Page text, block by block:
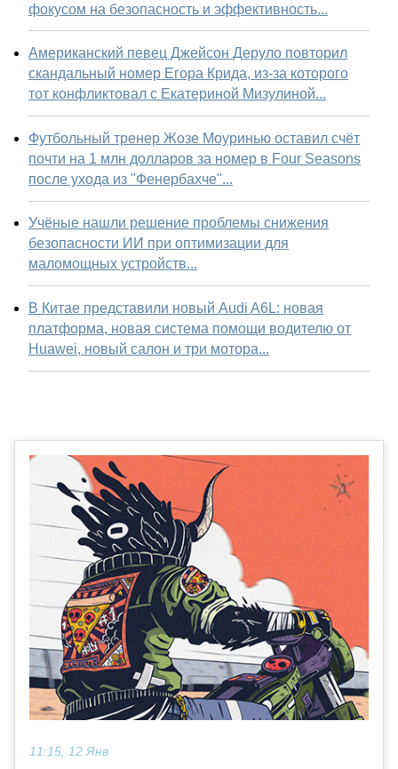
фокусом на безопасность и эффективность...
Американский певец Джейсон Деруло повторил
скандальный номер Егора Крида, из-за которого
тот конфликтовал с Екатериной Мизулиной...
Футбольный тренер Жозе Моуринью оставил счёт
почти на 1 млн долларов за номер в Four Seasons
после ухода из "Фенербахче"...
Учёные нашли решение проблемы снижения
безопасности ИИ при оптимизации для
маломощных устройств...
В Китае представили новый Audi A6L: новая
платформа, новая система помощи водителю от
Huawei, новый салон и три мотора...
11:15, 12 Янв